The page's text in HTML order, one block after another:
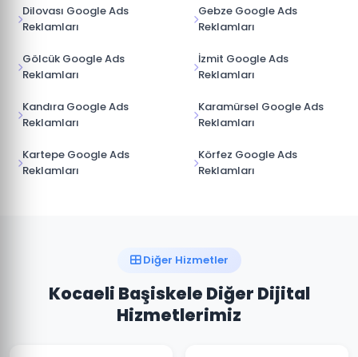
Dilovası Google Ads
Reklamları
Gebze Google Ads
Reklamları
Gölcük Google Ads
Reklamları
İzmit Google Ads
Reklamları
Kandıra Google Ads
Reklamları
Karamürsel Google Ads
Reklamları
Kartepe Google Ads
Reklamları
Körfez Google Ads
Reklamları
Diğer Hizmetler
Kocaeli Başiskele Diğer Dijital
Hizmetlerimiz